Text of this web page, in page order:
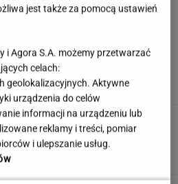
przez pośladki"? Mamy
Pensje lekarzy. Specjalista
dostał podwyżkę, ale zarabia mniej
jest także za pomocą ustawień
i Agora S.A. możemy przetwarzać
celach:
geolokalizacyjnych. Aktywne
urządzenia do celów
informacji na urządzeniu lub
reklamy i treści, pomiar
i ulepszanie usług.